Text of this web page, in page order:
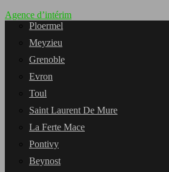
Agence d’intérim
Ploermel
Meyzieu
Grenoble
Evron
Toul
Saint Laurent De Mure
La Ferte Mace
Pontivy
Beynost